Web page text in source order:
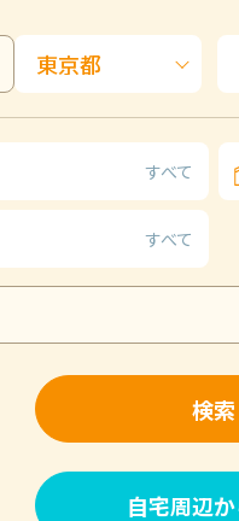
すべて
すべて
検索
自宅周辺